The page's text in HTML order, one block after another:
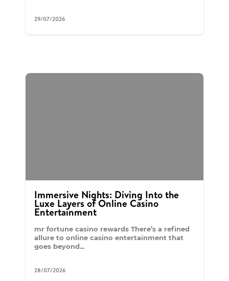
29/07/2026
Immersive Nights: Diving Into the
Luxe Layers of Online Casino
Entertainment
mr fortune casino rewards There’s a refined
allure to online casino entertainment that
goes beyond...
28/07/2026